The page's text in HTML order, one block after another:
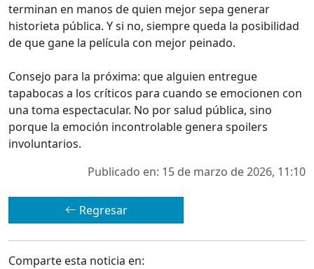
terminan en manos de quien mejor sepa generar
historieta pública. Y si no, siempre queda la posibilidad
de que gane la película con mejor peinado.
Consejo para la próxima: que alguien entregue
tapabocas a los críticos para cuando se emocionen con
una toma espectacular. No por salud pública, sino
porque la emoción incontrolable genera spoilers
involuntarios.
Publicado en: 15 de marzo de 2026, 11:10
Regresar
Comparte esta noticia en: